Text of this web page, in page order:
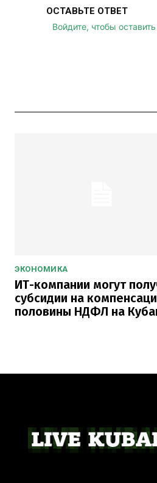
ОСТАВЬТЕ ОТВЕТ
Войдите, чтобы
ЭКОНОМИКА
ИТ-компании могут
субсидии на
половины НДФЛ на